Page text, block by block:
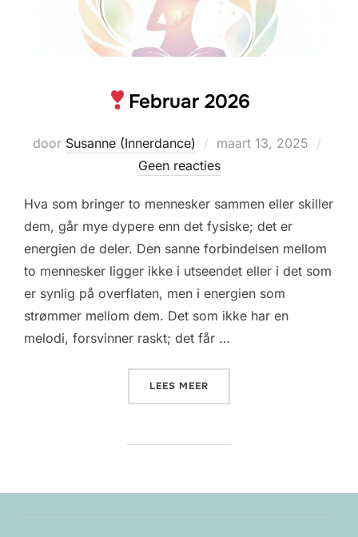
Februar 2026
door Susanne (Innerdance)
Geplaatst
op
maart 13, 2025
Geen reacties
Hva som bringer to mennesker sammen eller skiller
dem, går mye dypere enn det fysiske; det er
energien de deler. Den sanne forbindelsen mellom
to mennesker ligger ikke i utseendet eller i det som
er synlig på overflaten, men i energien som
strømmer mellom dem. Det som ikke har en
melodi, forsvinner raskt; det får …
LEES MEER